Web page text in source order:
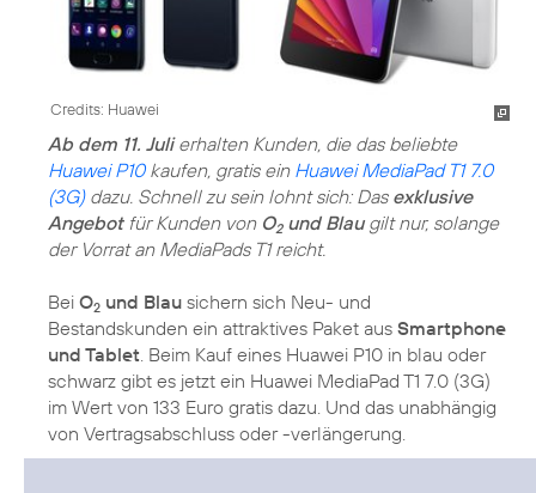
Credits: Huawei
Ab dem 11. Julierhalten Kunden, die das beliebte
Huawei P10kaufen, gratis ein Huawei MediaPad T1 7.0
(3G)dazu. Schnell zu sein lohnt sich: Das exklusive
Angebotfür Kunden von O2und Blaugilt nur, solange
der Vorrat an MediaPads T1 reicht.
Bei O2 und Blau sichern sich Neu- und
Bestandskunden ein attraktives Paket aus Smartphone
und Tablet . Beim Kauf eines Huawei P10 in blau oder
schwarz gibt es jetzt ein Huawei MediaPad T1 7.0 (3G)
im Wert von 133 Euro gratis dazu. Und das unabhängig
von Vertragsabschluss oder -verlängerung.